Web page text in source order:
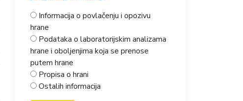
Informacija o povlačenju i opozivu
hrane
Podataka o laboratorijskim analizama
hrane i oboljenjima koja se prenose
putem hrane
Propisa o hrani
Ostalih informacija